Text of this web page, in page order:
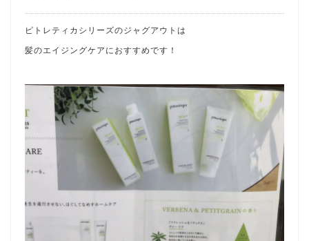
ピトレティカシリーズのジャグアウトは
髪のエイジングケアにおすすめです！